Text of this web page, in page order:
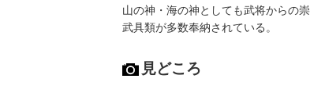
山の神・海の神としても武将からの
武具類が多数奉納されている。
見どころ